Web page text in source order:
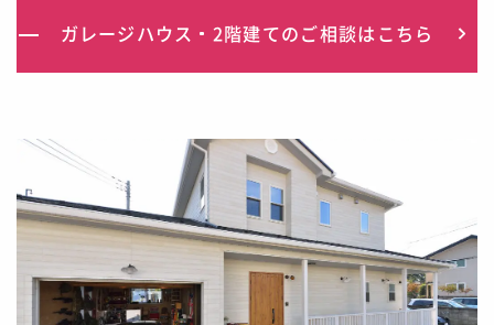
ガレージハウス 2階建てのご相談はこちら